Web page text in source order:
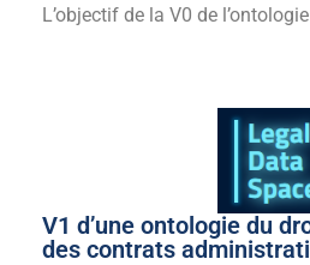
L’objectif de la V0 de
V1 d’une ontologie du
des contrats